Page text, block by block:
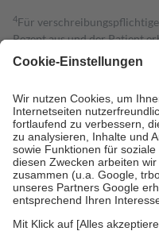
4Für
Rezept aus und der Patient
gesetzliche
Kosten dafür, der
Grundsätzlich leisten
Prozent des Abgabepreises,
höchstens zehn Euro.Es sind
Kosten der Leistung zu
Diese Regeln gelten
Bei Heilmitteln und
Zuzahlung zehn Prozent der
Verordnung.